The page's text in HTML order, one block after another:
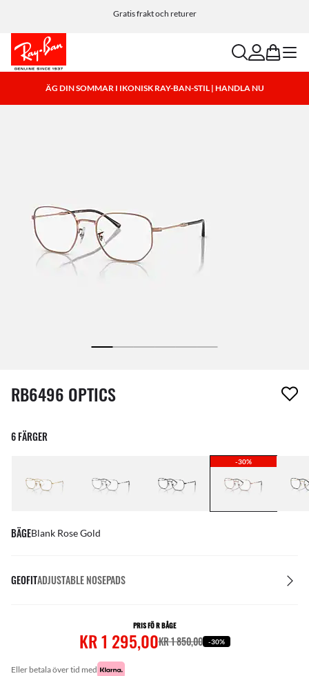
Gratis frakt och returer
Anpassa dina solglasögon och lägg till en gravyr utan kostnad.
searchaccount
bag menu
ÄG DIN SOMMAR I IKONISK RAY-BAN-STIL | HANDLA NU
1 artikel har tagits bort från din önskelista
RB6496 OPTICS
6 FÄRGER
-30%
BÄGEBlank Rose Gold
GEOFITADJUSTABLE NOSEPADS
PRIS FÖ R BÅGE
KR 1 295,00KR 1 850,00 -30%
eller betala över tid med